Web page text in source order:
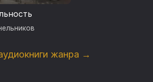
жанра →